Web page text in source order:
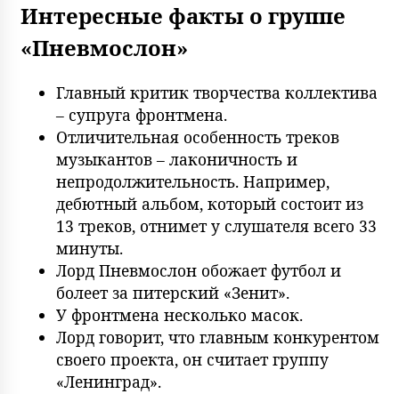
Интересные факты о группе
«Пневмослон»
Главный критик творчества коллектива
– супруга фронтмена.
Отличительная особенность треков
музыкантов – лаконичность и
непродолжительность. Например,
дебютный альбом, который состоит из
13 треков, отнимет у слушателя всего 33
минуты.
Лорд Пневмослон обожает футбол и
болеет за питерский «Зенит».
У фронтмена несколько масок.
Лорд говорит, что главным конкурентом
своего проекта, он считает группу
«Ленинград».